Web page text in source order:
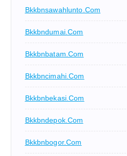
Bkkbnsawahlunto.com
Bkkbndumai.com
Bkkbnbatam.com
Bkkbncimahi.com
Bkkbnbekasi.com
Bkkbndepok.com
Bkkbnbogor.com